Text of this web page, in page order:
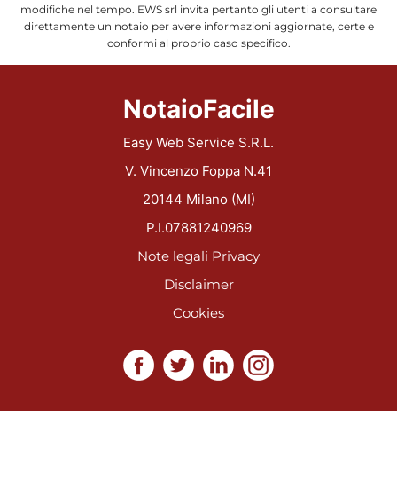
modifiche nel tempo. EWS srl invita pertanto gli utenti a consultare
direttamente un notaio per avere informazioni aggiornate, certe e
conformi al proprio caso specifico.
NotaioFacile
Easy Web Service S.R.L.
V. Vincenzo Foppa N.41
20144 Milano (MI)
P.I.07881240969
Note legali Privacy
Disclaimer
Cookies